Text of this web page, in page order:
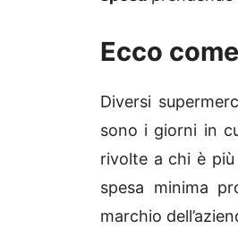
Ecco
Diversi
sono i giorni in
rivolte a chi è
spesa minima
marchio